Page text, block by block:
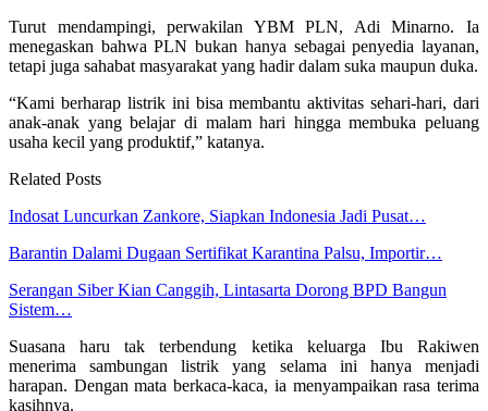
Turut mendampingi, perwakilan YBM PLN, Adi Minarno. Ia
menegaskan bahwa PLN bukan hanya sebagai penyedia layanan,
tetapi juga sahabat masyarakat yang hadir dalam suka maupun duka.
“Kami berharap listrik ini bisa membantu aktivitas sehari-hari, dari
anak-anak yang belajar di malam hari hingga membuka peluang
usaha kecil yang produktif,” katanya.
Related Posts
Indosat Luncurkan Zankore, Siapkan Indonesia Jadi Pusat…
Barantin Dalami Dugaan Sertifikat Karantina Palsu, Importir…
Serangan Siber Kian Canggih, Lintasarta Dorong BPD Bangun
Sistem…
Suasana haru tak terbendung ketika keluarga Ibu Rakiwen
menerima sambungan listrik yang selama ini hanya menjadi
harapan. Dengan mata berkaca-kaca, ia menyampaikan rasa terima
kasihnya.